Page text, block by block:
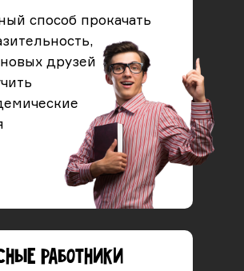
работники
способ прокачать
друзей